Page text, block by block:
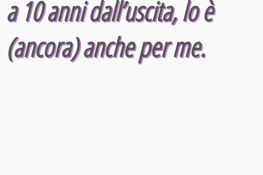
a 10 anni dall’uscita, lo è
(ancora) anche per me.